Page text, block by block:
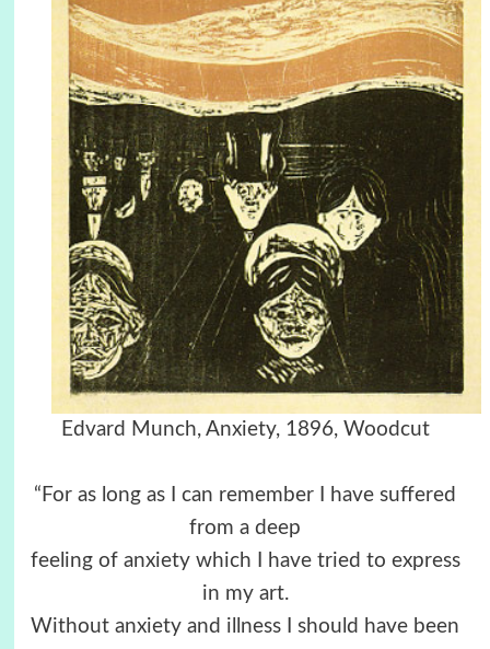
Edvard Munch, Anxiety, 1896, Woodcut
“For as long as I can remember I have suffered
from a deep
feeling of anxiety which I have tried to express
in my art.
Without anxiety and illness I should have been